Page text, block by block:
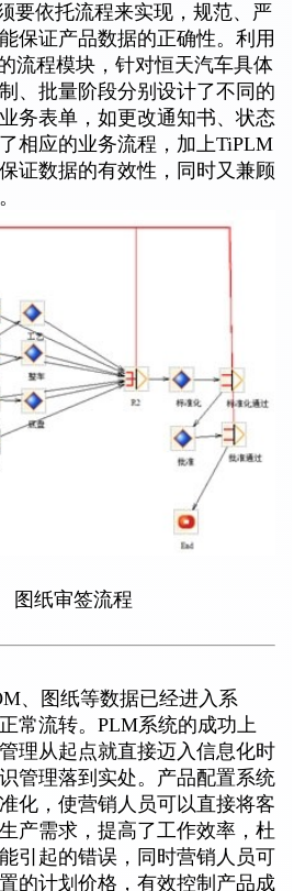
要依托流程来实现，规范、严
保证产品数据的正确性。利用
流程模块，针对恒天汽车具体
、批量阶段分别设计了不同的
务表单，如更改通知书、状态
相应的业务流程，加上TiPLM
证数据的有效性，同时又兼顾
图纸审签流程
、图纸等数据已经进入系
常流转。PLM系统的成功上
理从起点就直接迈入信息化时
管理落到实处。产品配置系统
化，使营销人员可以直接将客
产需求，提高了工作效率，杜
引起的错误，同时营销人员可
的计划价格，有效控制产品成